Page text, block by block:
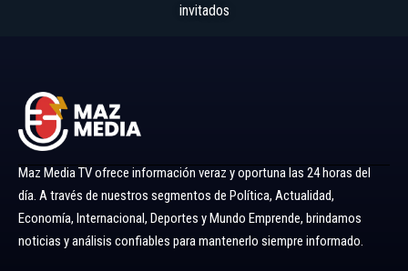
invitados
Maz Media TV ofrece información veraz y oportuna las 24 horas del
día. A través de nuestros segmentos de Política, Actualidad,
Economía, Internacional, Deportes y Mundo Emprende, brindamos
noticias y análisis confiables para mantenerlo siempre informado.